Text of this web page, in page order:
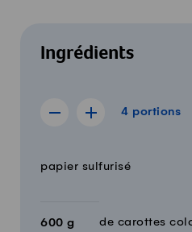
Ingrédients
4 portions
Afficher la recette de 3
Afficher la
4 portions
QuantitéIngrédients
papier sulfurisé
600 g
de carottes